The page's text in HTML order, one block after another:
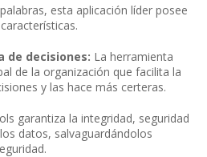
esta aplicación líder posee
de decisiones: La herramienta
de la organización que facilita la
y las hace más certeras.
garantiza la integridad, seguridad
datos, salvaguardándolos